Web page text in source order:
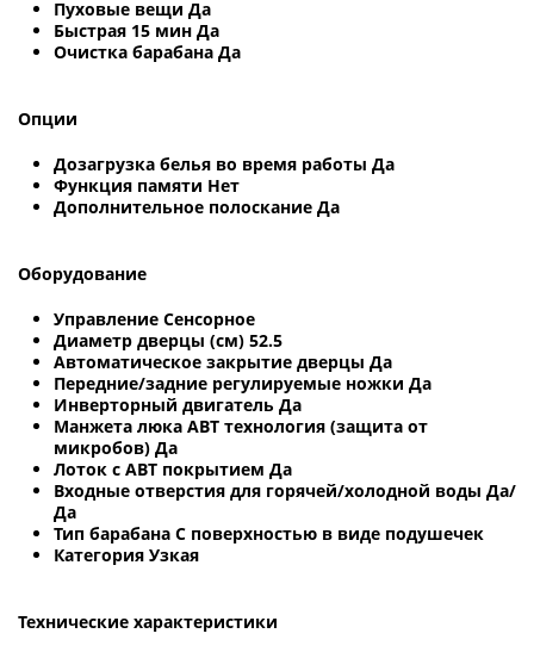
Пуховые вещи Да
Быстрая 15 мин Да
Очистка барабана Да
Опции
Дозагрузка белья во время работы Да
Функция памяти Нет
Дополнительное полоскание Да
Оборудование
Управление Сенсорное
Диаметр дверцы (см) 52.5
Автоматическое закрытие дверцы Да
Передние/задние регулируемые ножки Да
Инверторный двигатель Да
Манжета люка AВT технология (защита от
микробов) Да
Лоток с АВТ покрытием Да
Входные отверстия для горячей/холодной воды Да/
Да
Тип барабана С поверхностью в виде подушечек
Категория Узкая
Технические характеристики